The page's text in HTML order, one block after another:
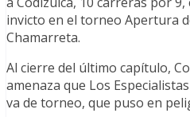
invicto en el torneo Apertura
Chamarreta.
Al cierre del último capítulo,
amenaza que Los
va de torneo, que puso en